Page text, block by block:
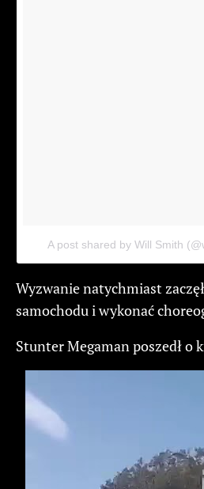
A post shared by Will Smith
Wyzwanie natychmiast
samochodu i wykonać
Stunter Megaman poszedł o